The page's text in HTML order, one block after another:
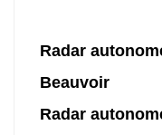
Radar
Beauvoir
Radar